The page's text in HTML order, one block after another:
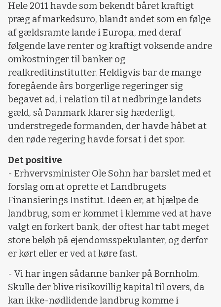
Hele 2011 havde som bekendt båret kraftigt
præg af markedsuro, blandt andet som en følge
af gældsramte lande i Europa, med deraf
følgende lave renter og kraftigt voksende andre
omkostninger til banker og
realkreditinstitutter. Heldigvis bar de mange
foregående års borgerlige regeringer sig
begavet ad, i relation til at nedbringe landets
gæld, så Danmark klarer sig hæderligt,
understregede formanden, der havde håbet at
den røde regering havde forsat i det spor.
Det positive
- Erhvervsminister Ole Sohn har barslet med et
forslag om at oprette et Landbrugets
Finansierings Institut. Ideen er, at hjælpe de
landbrug, som er kommet i klemme ved at have
valgt en forkert bank, der oftest har tabt meget
store beløb på ejendomsspekulanter, og derfor
er kørt eller er ved at køre fast.
- Vi har ingen sådanne banker på Bornholm.
Skulle der blive risikovillig kapital til overs, da
kan ikke-nødlidende landbrug komme i